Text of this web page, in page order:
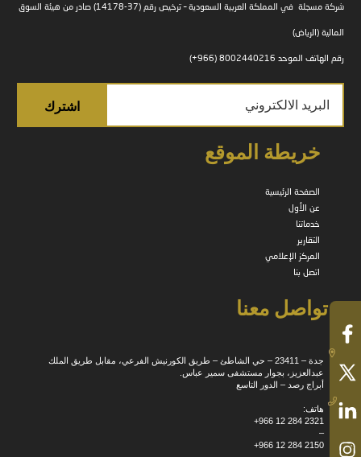
شركة مسجلة في المملكة العربية السعودية – ترخيص رقم (37-14178) صادر من هيئة السوق
المالية (الرياض)
رقم الهاتف الموحد 8002440216 (966+)
خريطة الموقع
الصفحة الرئيسية
عن الأول
خدماتنا
التقارير
المركز الإعلامي
اتصل بنا
تواصل معنا
جدة – 23411 – حي الشاطئ – طريق الكورنيش الفرعي، مقابل طريق الملك
عبدالعزيز، بجوار مستشفى سمير عباس.
أبراج رصد – الدور التاسع
هاتف:
+966 12 284 2321
–
+966 12 284 2150